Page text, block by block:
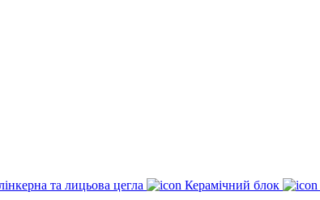
та лицьова цегла Керамічний блок